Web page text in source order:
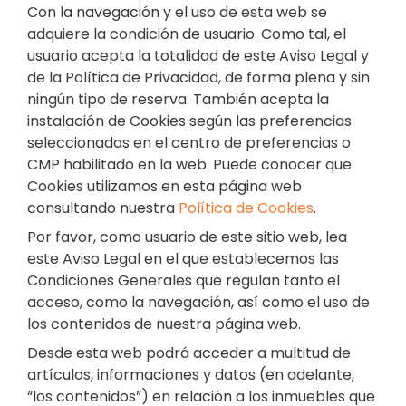
Con la navegación y el uso de esta web se
adquiere la condición de usuario. Como tal, el
usuario acepta la totalidad de este Aviso Legal y
de la Política de Privacidad, de forma plena y sin
ningún tipo de reserva. También acepta la
instalación de Cookies según las preferencias
seleccionadas en el centro de preferencias o
CMP habilitado en la web. Puede conocer que
Cookies utilizamos en esta página web
consultando nuestra Política de Cookies.
Por favor, como usuario de este sitio web, lea
este Aviso Legal en el que establecemos las
Condiciones Generales que regulan tanto el
acceso, como la navegación, así como el uso de
los contenidos de nuestra página web.
Desde esta web podrá acceder a multitud de
artículos, informaciones y datos (en adelante,
“los contenidos”) en relación a los inmuebles que